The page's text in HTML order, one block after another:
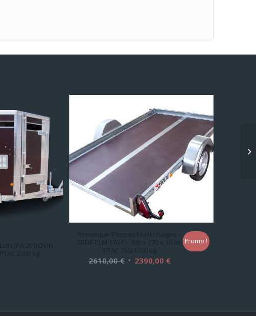
JPA 20 BOVIN –
2000 kg
Remorque Plateau Multi-Usages –
ERDE PLM 170 F – 300 x 170 x 10 cm
PTAC 750/1300 kg
2610,00€ Le 2390,00 €Le
Promo !